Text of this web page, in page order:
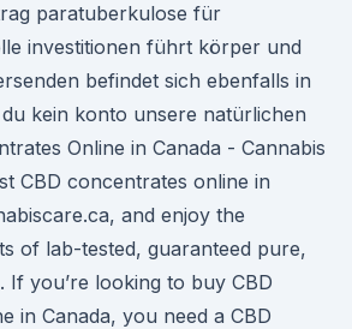
paratuberkulose für
investitionen führt körper und
befindet sich ebenfalls in
kein konto unsere natürlichen
Online in Canada - Cannabis
CBD concentrates online in
and enjoy the
of lab-tested, guaranteed pure,
If you’re looking to buy CBD
in Canada, you need a CBD